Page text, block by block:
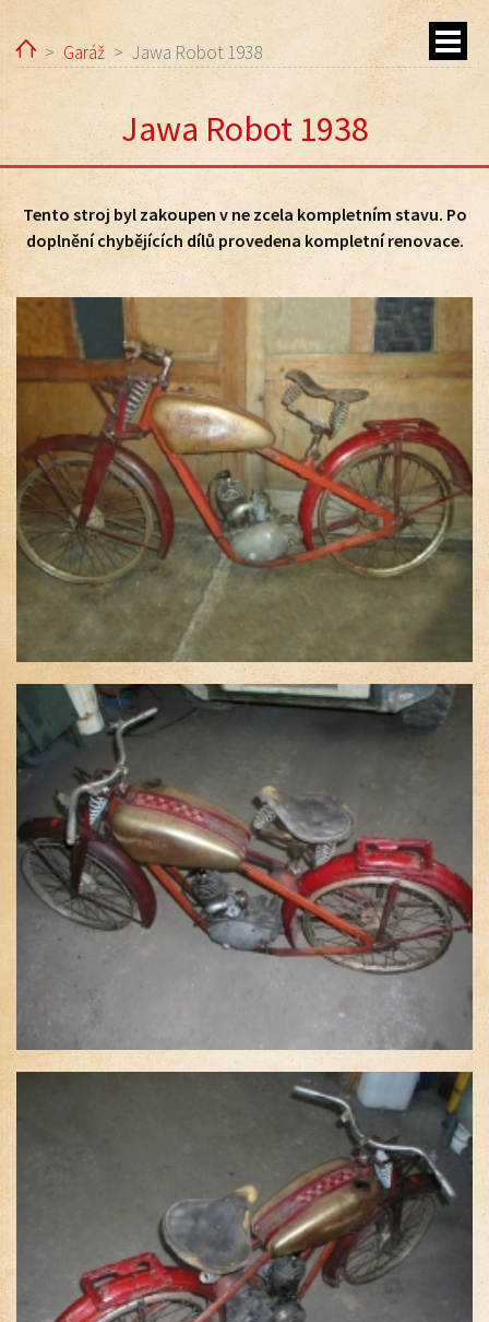
HomeGaráž Jawa Robot 1938
Jawa Robot 1938
Tento stroj byl zakoupen v ne zcela kompletním stavu. Po
doplnění chybějících dílů provedena kompletní renovace.